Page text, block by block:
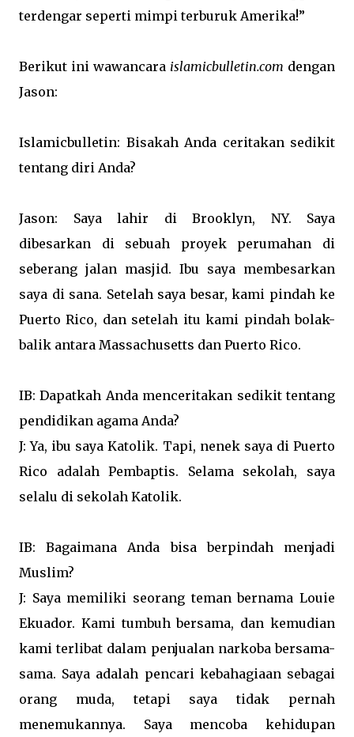
terdengar seperti mimpi terburuk Amerika!”
Berikut ini wawancara islamicbulletin.com dengan
Jason:
Islamicbulletin: Bisakah Anda ceritakan sedikit
tentang diri Anda?
Jason: Saya lahir di Brooklyn, NY. Saya
dibesarkan di sebuah proyek perumahan di
seberang jalan masjid. Ibu saya membesarkan
saya di sana. Setelah saya besar, kami pindah ke
Puerto Rico, dan setelah itu kami pindah bolak-
balik antara Massachusetts dan Puerto Rico.
IB: Dapatkah Anda menceritakan sedikit tentang
pendidikan agama Anda?
J: Ya, ibu saya Katolik. Tapi, nenek saya di Puerto
Rico adalah Pembaptis. Selama sekolah, saya
selalu di sekolah Katolik.
IB: Bagaimana Anda bisa berpindah menjadi
Muslim?
J: Saya memiliki seorang teman bernama Louie
Ekuador. Kami tumbuh bersama, dan kemudian
kami terlibat dalam penjualan narkoba bersama-
sama. Saya adalah pencari kebahagiaan sebagai
orang muda, tetapi saya tidak pernah
menemukannya. Saya mencoba kehidupan